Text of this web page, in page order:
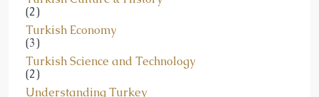
Turkish Economy
(3)
Turkish Science and Technology
(2)
Understanding Turkey
(2)